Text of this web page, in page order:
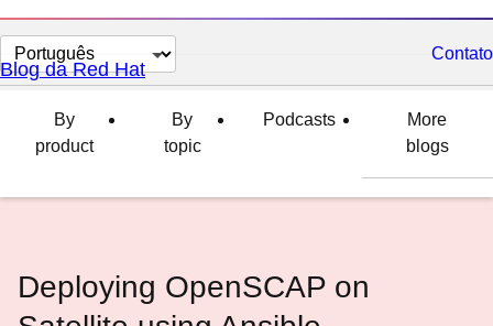
Selecionar
idioma
Contato
Blog da Red Hat
By
product
By
topic
Podcasts
More
blogs
Deploying OpenSCAP on